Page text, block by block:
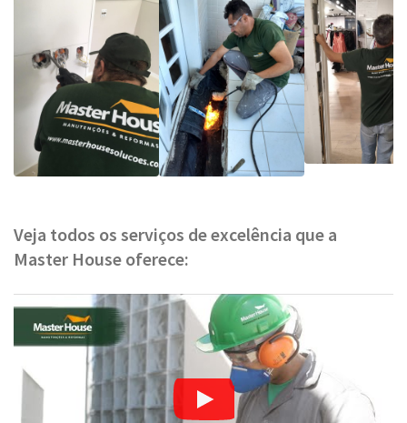
Veja todos os serviços de excelência que a
Master House oferece: